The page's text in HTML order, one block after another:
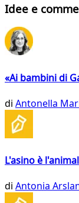
Idee e
«Ai bambini di
di Antonella
L'asino è
di Antonia